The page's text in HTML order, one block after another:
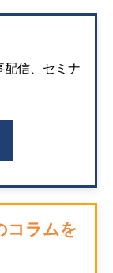
配信、セミナ
コラムを